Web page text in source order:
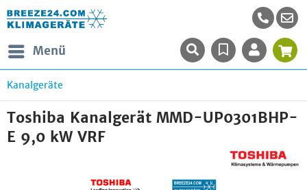
Menü
Kanalgeräte
Toshiba Kanalgerät MMD-UP0301BHP-
E 9,0 kW VRF